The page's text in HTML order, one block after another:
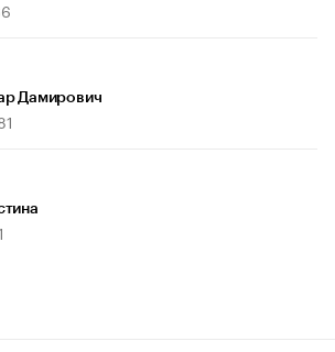
Дамирович